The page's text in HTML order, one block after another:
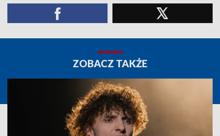
ZOBACZ TAKŻE